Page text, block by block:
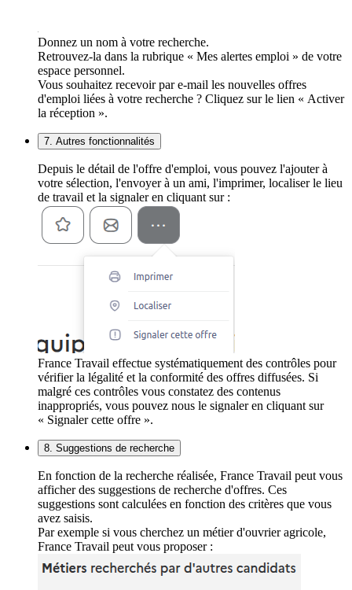
Donnez un nom à votre recherche.
Retrouvez-la dans la rubrique « Mes alertes emploi » de votre
espace personnel.
Vous souhaitez recevoir par e-mail les nouvelles offres
d'emploi liées à votre recherche ? Cliquez sur le lien « Activer
la réception ».
7. Autres fonctionnalités
Depuis le détail de l'offre d'emploi, vous pouvez l'ajouter à
votre sélection, l'envoyer à un ami, l'imprimer, localiser le lieu
de travail et la signaler en cliquant sur :
France Travail effectue systématiquement des contrôles pour
vérifier la légalité et la conformité des offres diffusées. Si
malgré ces contrôles vous constatez des contenus
inappropriés, vous pouvez nous le signaler en cliquant sur
« Signaler cette offre ».
8. Suggestions de recherche
En fonction de la recherche réalisée, France Travail peut vous
afficher des suggestions de recherche d'offres. Ces
suggestions sont calculées en fonction des critères que vous
avez saisis.
Par exemple si vous cherchez un métier d'ouvrier agricole,
France Travail peut vous proposer :